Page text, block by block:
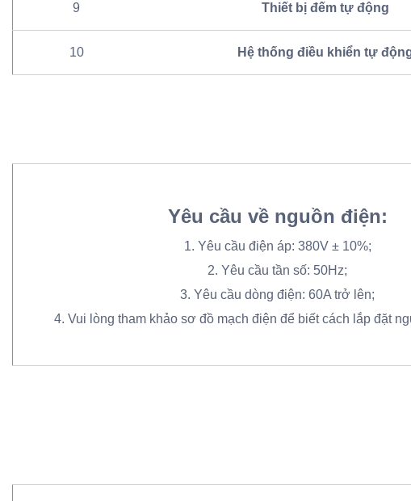
9 Thiết bị đếm tự động
10 Hệ thống điều khiển tự
Yêu cầu về nguồn điện:
1. Yêu cầu điện áp: 380V ± 10%;
2. Yêu cầu tần số: 50Hz;
3. Yêu cầu dòng điện: 60A trở lên;
4. Vui lòng tham khảo sơ đồ mạch điện để biết cách lắp đặt